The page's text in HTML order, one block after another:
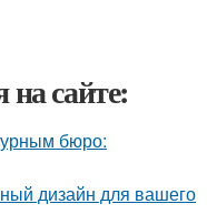
сайте:
бюро:
дизайн для вашего